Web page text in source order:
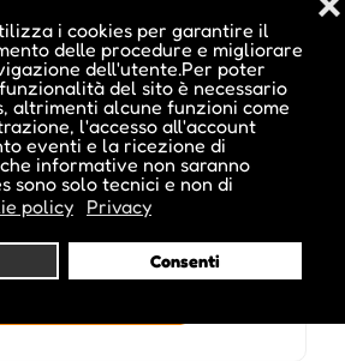
i cookies per garantire il
delle procedure e migliorare
dell'utente.Per poter
del sito è necessario
altrimenti alcune funzioni come
l'accesso all'account
eventi e la ricezione di
informative non saranno
sono solo tecnici e non di
policy Privacy
Consenti